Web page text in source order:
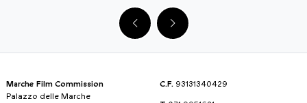
Marche Film Commission
Palazzo delle Marche
C.F. 93131340429